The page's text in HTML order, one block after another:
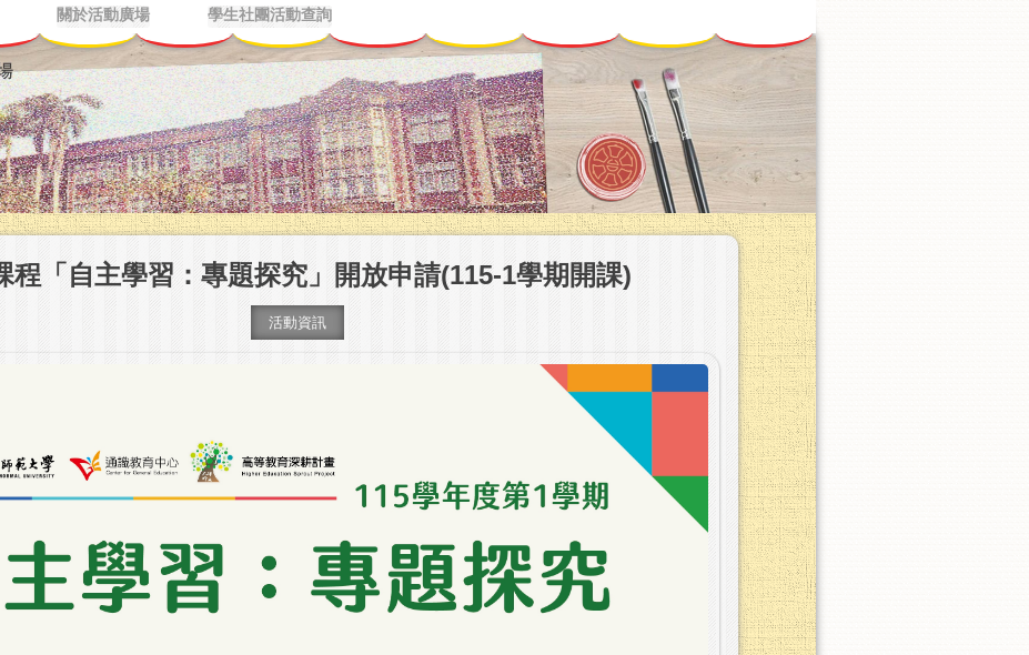
關於活動廣場 學生社團活動查詢
程「自主學習：專題探究」開放申請(115-1學期開課)
活動資訊